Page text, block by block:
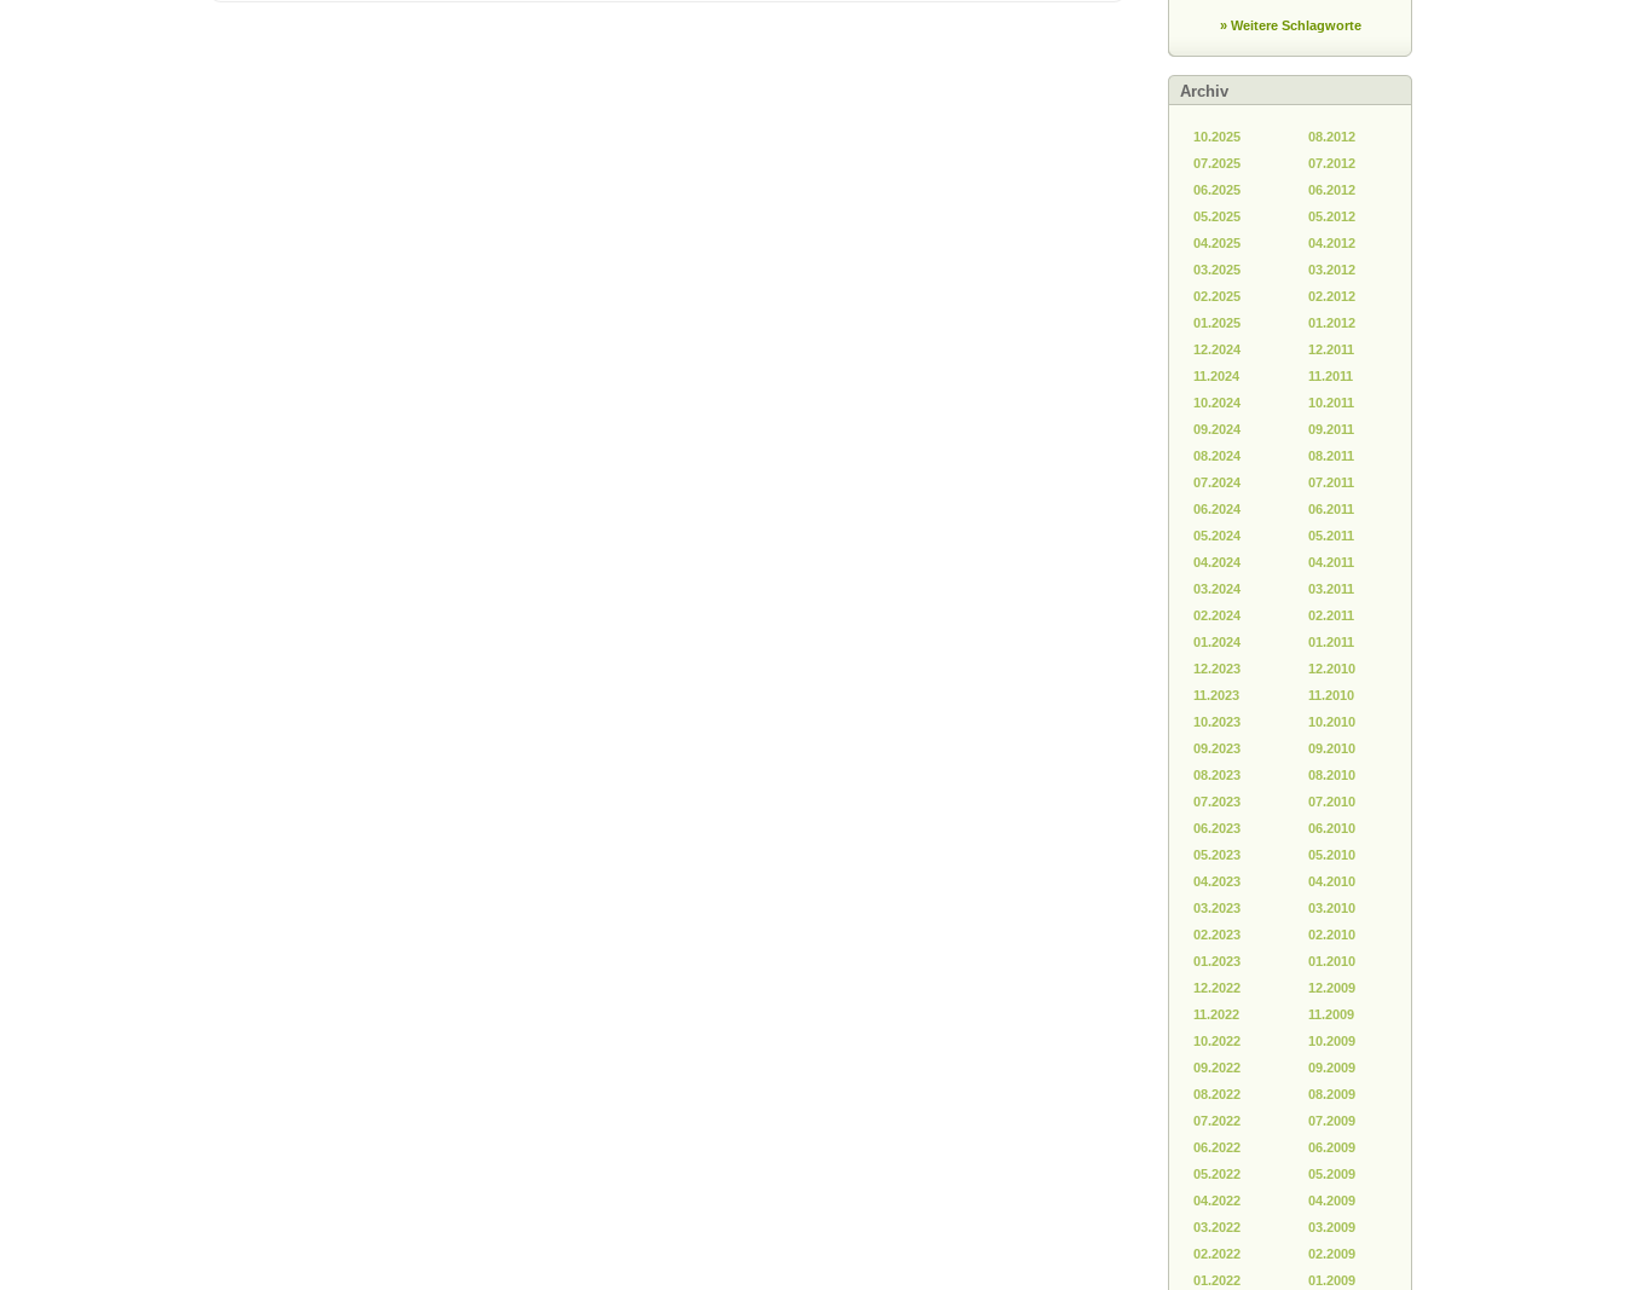
» Weitere Schlagworte
Archiv
10.2025
07.2025
06.2025
05.2025
04.2025
03.2025
02.2025
01.2025
12.2024
11.2024
10.2024
09.2024
08.2024
07.2024
06.2024
05.2024
04.2024
03.2024
02.2024
01.2024
12.2023
11.2023
10.2023
09.2023
08.2023
07.2023
06.2023
05.2023
04.2023
03.2023
02.2023
01.2023
12.2022
11.2022
10.2022
09.2022
08.2022
07.2022
06.2022
05.2022
04.2022
03.2022
02.2022
01.2022
08.2012
07.2012
06.2012
05.2012
04.2012
03.2012
02.2012
01.2012
12.2011
11.2011
10.2011
09.2011
08.2011
07.2011
06.2011
05.2011
04.2011
03.2011
02.2011
01.2011
12.2010
11.2010
10.2010
09.2010
08.2010
07.2010
06.2010
05.2010
04.2010
03.2010
02.2010
01.2010
12.2009
11.2009
10.2009
09.2009
08.2009
07.2009
06.2009
05.2009
04.2009
03.2009
02.2009
01.2009